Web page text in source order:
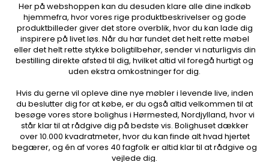
Her på webshoppen kan du desuden klare alle dine indkøb
hjemmefra, hvor vores rige produktbeskrivelser og gode
produktbilleder giver det store overblik, hvor du kan lade dig
inspirere på livet løs. Når du har fundet det helt rette møbel
eller det helt rette stykke boligtilbehør, sender vi naturligvis din
bestilling direkte afsted til dig, hvilket altid vil foregå hurtigt og
uden ekstra omkostninger for dig.
Hvis du gerne vil opleve dine nye møbler i levende live, inden
du beslutter dig for at købe, er du også altid velkommen til at
besøge vores store bolighus i Hørmested, Nordjylland, hvor vi
står klar til at rådgive dig på bedste vis. Bolighuset dækker
over 10.000 kvadratmeter, hvor du kan finde alt hvad hjertet
begærer, og én af vores 40 fagfolk er altid klar til at rådgive og
vejlede dig.